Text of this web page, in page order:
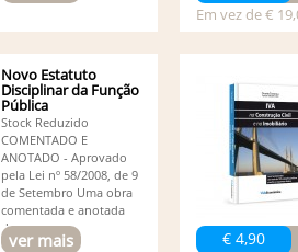
Em vez de €
Novo Estatuto
Disciplinar da Função
Pública
Stock Reduzido
COMENTADO E
ANOTADO - Aprovado
pela Lei nº 58/2008, de 9
de Setembro Uma obra
comentada e anotada
de...
ver mais € 4,90